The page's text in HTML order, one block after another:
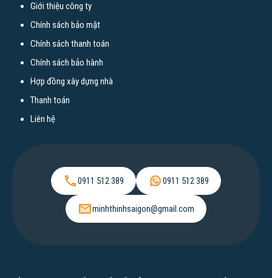
Xây dựng nhà trọn gói TPHCM
Xây nhà tại Cần Thơ
Xây nhà tại Tây Ninh
Xây nhà tại Kiên Giang
Xây nhà tại Bình Dương
Xây nhà tại Vũng Tàu
Xây nhà tại Bình Thuận
Xây nhà tại Long An
Giới thiệu công ty
Chính sách bảo mật
Chính sách thanh toán
Chính sách bảo hành
Hợp đồng xây dựng nhà
Thanh toán
Liên hệ
0911 512 389 0911 512 389
minhthinhsaigon@gmail.com